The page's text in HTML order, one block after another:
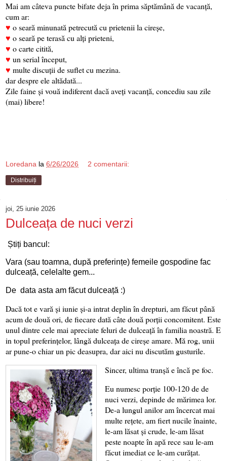
Mai am câteva puncte bifate deja în prima săptămână de vacanță,
cum ar:
♥ o seară minunată petrecută cu prietenii la cireșe,
♥ o seară pe terasă cu alți prieteni,
♥ o carte citită,
♥ un serial început,
♥ multe discuții de suflet cu mezina.
dar despre ele altădată...
Zile faine și vouă indiferent dacă aveți vacanță, concediu sau zile
(mai) libere!
Loredana la 6/26/2026 2 comentarii:
Distribuiți
joi, 25 iunie 2026
Dulceața de nuci verzi
Știți bancul:
Vara (sau toamna, după preferințe) femeile gospodine fac
dulceață, celelalte gem...
De data asta am făcut dulceață :)
Dacă tot e vară și iunie și-a intrat deplin în drepturi, am făcut până
acum de două ori, de fiecare dată câte două porții concomitent. Este
unul dintre cele mai apreciate feluri de dulceață în familia noastră. E
in topul preferințelor, lângă dulceața de cireșe amare. Mă rog, unii
ar pune-o chiar un pic deasupra, dar aici nu discutăm gusturile.
Sincer, ultima tranșă e încă pe foc.
Eu numesc porție 100-120 de de
nuci verzi, depinde de mărimea lor.
De-a lungul anilor am încercat mai
multe rețete, am fiert nucile înainte,
le-am lăsat și crude, le-am lăsat
peste noapte în apă rece sau le-am
făcut imediat ce le-am curățat.